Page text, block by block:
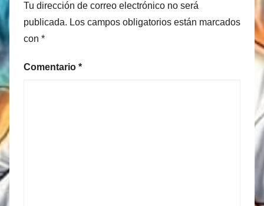
Tu dirección de correo electrónico no será
publicada. Los campos obligatorios están marcados
con *
Comentario *